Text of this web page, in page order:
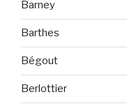
Barney
Barthes
Bégout
Berlottier